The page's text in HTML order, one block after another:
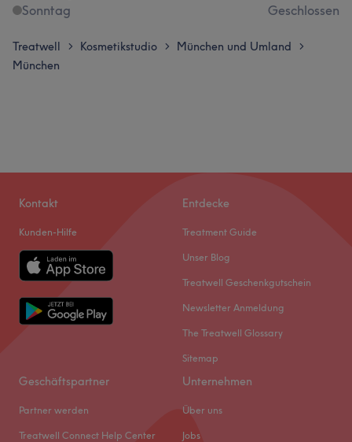
Sonntag
Geschlossen
Treatwell > Kosmetikstudio > München und Umland >
München
Kontakt
Kunden-Hilfe
Entdecke
Treatment Guide
Unser Blog
Treatwell Geschenkgutschein
Newsletter Anmeldung
The Treatwell Glossary
Sitemap
Geschäftspartner
Partner werden
Treatwell Connect Help Center
Unternehmen
Über uns
Jobs